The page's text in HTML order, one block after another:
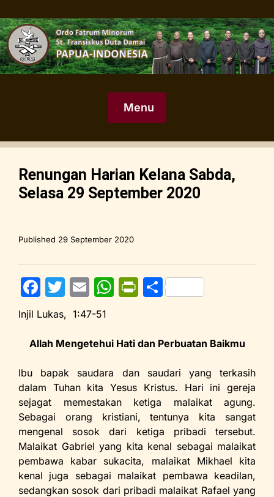
Menu
Renungan Harian Kelana Sabda,
Selasa 29 September 2020
Published 29 September 2020
F
a
c
e
b
o
o
k
T
w
itt
er
E
m
ai
l
W
s
A
p
p
Pr
ri
e
n
dl
y
S
e
Injil Lukas, 1:47-51
Allah Mengetehui Hati dan Perbuatan Baikmu
Ibu bapak saudara dan saudari yang terkasih
dalam Tuhan kita Yesus Kristus. Hari ini gereja
sejagat memestakan ketiga malaikat agung.
Sebagai orang kristiani, tentunya kita sangat
mengenal sosok dari ketiga pribadi tersebut.
Malaikat Gabriel yang kita kenal sebagai malaikat
pembawa kabar sukacita, malaikat Mikhael kita
kenal juga sebagai malaikat pembawa keadilan,
sedangkan sosok dari pribadi malaikat Rafael yang